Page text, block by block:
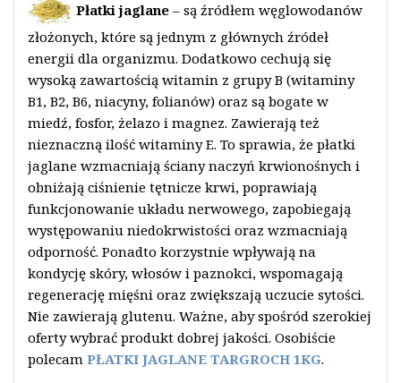
Płatki jaglane – są źródłem węglowodanów
złożonych, które są jednym z głównych źródeł
energii dla organizmu. Dodatkowo cechują się
wysoką zawartością witamin z grupy B (witaminy
B1, B2, B6, niacyny, folianów) oraz są bogate w
miedź, fosfor, żelazo i magnez. Zawierają też
nieznaczną ilość witaminy E. To sprawia, że płatki
jaglane wzmacniają ściany naczyń krwionośnych i
obniżają ciśnienie tętnicze krwi, poprawiają
funkcjonowanie układu nerwowego, zapobiegają
występowaniu niedokrwistości oraz wzmacniają
odporność. Ponadto korzystnie wpływają na
kondycję skóry, włosów i paznokci, wspomagają
regenerację mięśni oraz zwiększają uczucie sytości.
Nie zawierają glutenu. Ważne, aby spośród szerokiej
oferty wybrać produkt dobrej jakości. Osobiście
polecam PŁATKI JAGLANE TARGROCH 1KG.